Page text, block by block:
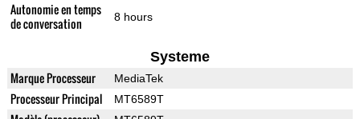
Autonomie en temps
de conversation
8 hours
Systeme
Marque Processeur MediaTek
Processeur Principal MT6589T